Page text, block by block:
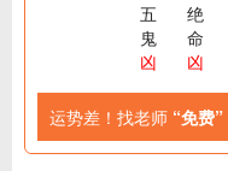
五
鬼
凶
绝
命
凶
运势差！找老师 “免费”